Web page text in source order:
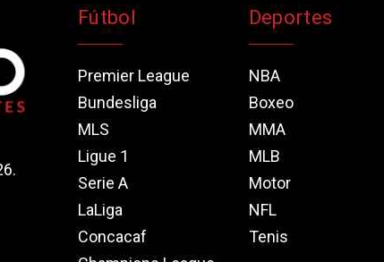
Fútbol
Premier League
Bundesliga
MLS
Ligue 1
Serie A
LaLiga
Concacaf
Deportes
NBA
Boxeo
MMA
MLB
Motor
NFL
Tenis